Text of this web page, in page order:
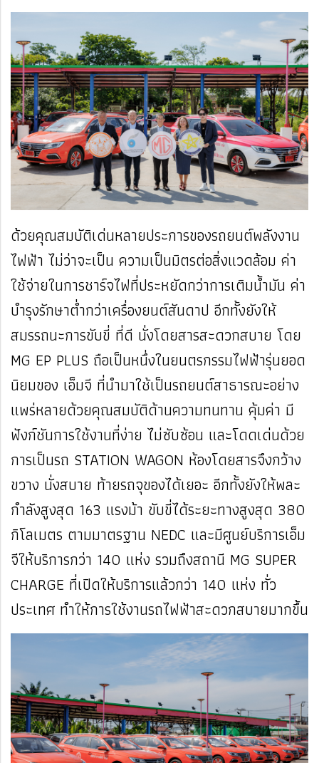
ด้วยคุณสมบัติเด่นหลายประการของรถยนต์พลังงาน
ไฟฟ้า ไม่ว่าจะเป็น ความเป็นมิตรต่อสิ่งแวดล้อม ค่า
ใช้จ่ายในการชาร์จไฟที่ประหยัดกว่าการเติมน้ำมัน ค่า
บำรุงรักษาต่ำกว่าเครื่องยนต์สันดาป อีกทั้งยังให้
สมรรถนะการขับขี่ ที่ดี นั่งโดยสารสะดวกสบาย โดย
MG EP PLUS ถือเป็นหนึ่งในยนตรกรรมไฟฟ้ารุ่นยอด
นิยมของ เอ็มจี ที่นำมาใช้เป็นรถยนต์สาธารณะอย่าง
แพร่หลายด้วยคุณสมบัติด้านความทนทาน คุ้มค่า มี
ฟังก์ชันการใช้งานที่ง่าย ไม่ซับซ้อน และโดดเด่นด้วย
การเป็นรถ STATION WAGON ห้องโดยสารจึงกว้าง
ขวาง นั่งสบาย ท้ายรถจุของได้เยอะ อีกทั้งยังให้พละ
กำลังสูงสุด 163 แรงม้า ขับขี่ได้ระยะทางสูงสุด 380
กิโลเมตร ตามมาตรฐาน NEDC และมีศูนย์บริการเอ็ม
จีให้บริการกว่า 140 แห่ง รวมถึงสถานี MG SUPER
CHARGE ที่เปิดให้บริการแล้วกว่า 140 แห่ง ทั่ว
ประเทศ ทำให้การใช้งานรถไฟฟ้าสะดวกสบายมากขึ้น